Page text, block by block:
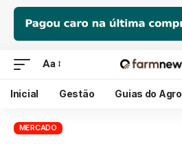
Aa
Inicial Gestão Guias do Agro
MERCADO